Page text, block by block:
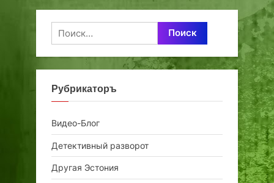
Найти:
Рубрикаторъ
Видео-Блог
Детективный разворот
Другая Эстония